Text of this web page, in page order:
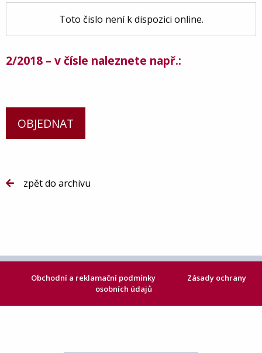
Toto čislo není k dispozici online.
2/2018 – v čísle naleznete např.:
OBJEDNAT
zpět do archivu
Obchodní a reklamační podmínky
Zásady ochrany
osobních údajů